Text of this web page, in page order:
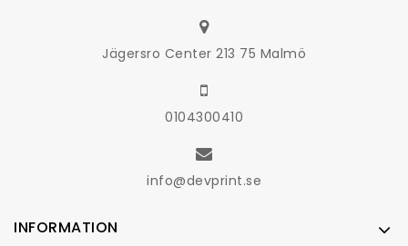
Jägersro Center 213 75 Malmö
0104300410
info@devprint.se
INFORMATION